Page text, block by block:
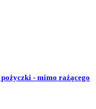
- mimo rażącego